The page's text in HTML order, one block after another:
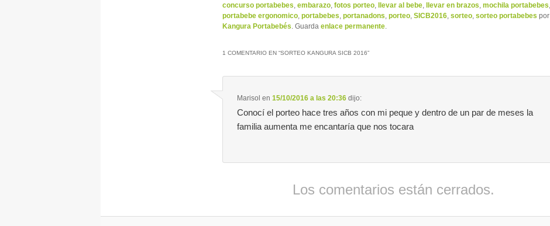
concurso portabebes embarazo, fotos porteo, llevar al bebe, llevar en brazos mochila portabebes
portabebe ergonomico, portabebes portanadons porteo, SICB2016, sorteo, sorteo portabebes por
Kangura Portabebés . Guarda enlace permanente.
1 COMENTARIO EN “SORTEO KANGURA SICB 2016”
Marisol en15/10/2016 a las 20:36 dijo:
Conocí el porteo hace tres años con mi peque y dentro de un par de meses la
familia aumenta me encantaría que nos tocara
Los comentarios están cerrados.